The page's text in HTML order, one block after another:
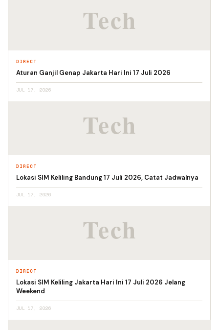
DIRECT
Aturan Ganjil Genap Jakarta Hari Ini 17 Juli 2026
JUL 17, 2026
DIRECT
Lokasi SIM Keliling Bandung 17 Juli 2026, Catat Jadwalnya
JUL 17, 2026
DIRECT
Lokasi SIM Keliling Jakarta Hari Ini 17 Juli 2026 Jelang
Weekend
JUL 17, 2026